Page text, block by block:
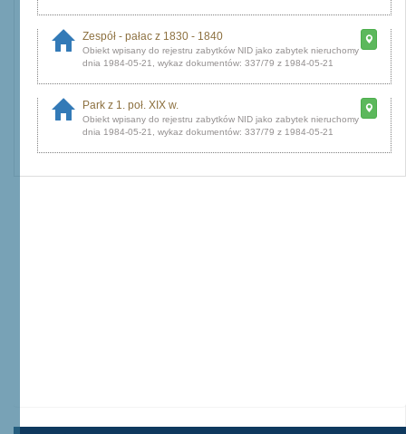
Zespół - pałac z 1830 - 1840
dnia 1984-05-21, wykaz dokumentów: 337/79 z 1984-05-21
Park z 1. poł. XIX w.
dnia 1984-05-21, wykaz dokumentów: 337/79 z 1984-05-21